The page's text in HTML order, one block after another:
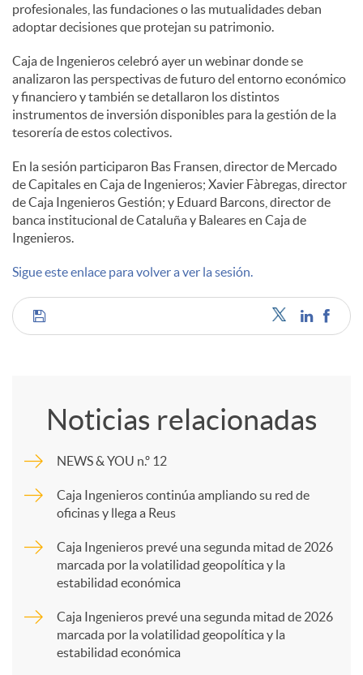
n
t
e
n
i
d
o
profesionales, las fundaciones o las mutualidades deban
adoptar decisiones que protejan su patrimonio.
Caja de Ingenieros celebró ayer un webinar donde se
analizaron las perspectivas de futuro del entorno económico
y financiero y también se detallaron los distintos
instrumentos de inversión disponibles para la gestión de la
tesorería de estos colectivos.
En la sesión participaron Bas Fransen, director de Mercado
de Capitales en Caja de Ingenieros; Xavier Fàbregas, director
de Caja Ingenieros Gestión; y Eduard Barcons, director de
banca institucional de Cataluña y Baleares en Caja de
Ingenieros.
Sigue este enlace para volver a ver la sesión.
C
p
a
Noticias relacionadas
NEWS & YOU n.º 12
Caja Ingenieros continúa ampliando su red de
oficinas y llega a Reus
Caja Ingenieros prevé una segunda mitad de 2026
marcada por la volatilidad geopolítica y la
estabilidad económica
Caja Ingenieros prevé una segunda mitad de 2026
marcada por la volatilidad geopolítica y la
estabilidad económica